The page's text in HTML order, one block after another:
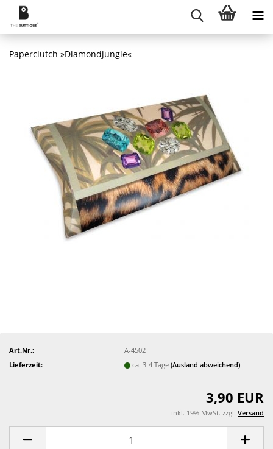
Paperclutch »Diamondjungle«
Art.Nr.:
A-4502
Lieferzeit:
ca. 3-4 Tage(Ausland abweichend)
3,90 EUR
inkl. 19% MwSt. zzgl. Versand